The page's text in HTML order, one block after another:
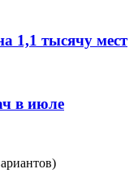
1,1 тысячу мест
в июле